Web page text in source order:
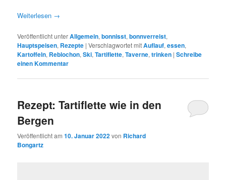
Weiterlesen →
Veröffentlicht unterAllgemein,bonnisst,bonnverreist,
Hauptspeisen, Rezepte |Verschlagwortet mitAuflauf,essen,
Kartoffeln, Reblochon,Ski,Tartiflette,Taverne,trinken |Schreibe
einen Kommentar
Rezept: Tartiflette wie in den
Bergen
Veröffentlicht am10. Januar 2022von Richard
Bongartz